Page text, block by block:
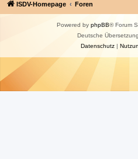
ISDV-Homepage Foren
Powered by phpBB® Forum
Deutsche
Datenschutz|